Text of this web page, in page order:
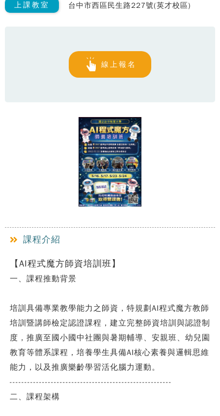
上課教室 台中市西區民生路227號(英才校區)
線上報名
課程介紹
【AI程式魔方師資培訓班】
一、課程推動背景
培訓具備專業教學能力之師資，特規劃AI程式魔方教師
培訓暨講師檢定認證課程，建立完整師資培訓與認證制
度，推廣至國小國中社團與暑期輔導、安親班、幼兒園
教育等體系課程，培養學生具備AI核心素養與邏輯思維
能力，以及推廣樂齡學習活化腦力運動。
-------------------------------------------------------
二、課程架構